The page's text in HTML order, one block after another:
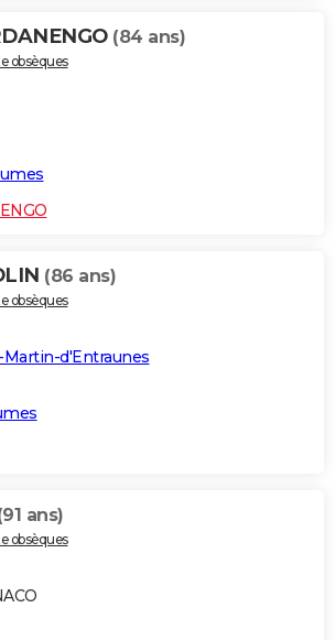
(84 ans)
obsèques
(86 ans)
obsèques
Martin-d'Entraunes
ans)
obsèques